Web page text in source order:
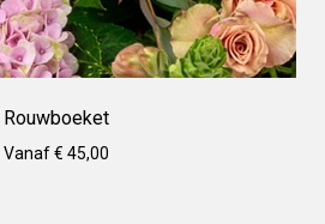
Rouwboeket
Vanaf € 45,00